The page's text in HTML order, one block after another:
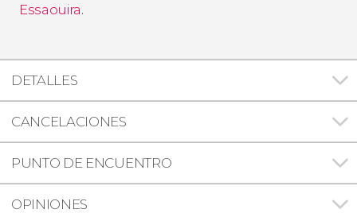
Essaouira.
DETALLES
CANCELACIONES
PUNTO DE ENCUENTRO
OPINIONES